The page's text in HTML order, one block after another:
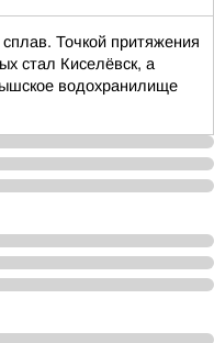
Точкой притяжения
стал Киселёвск, а
водохранилище